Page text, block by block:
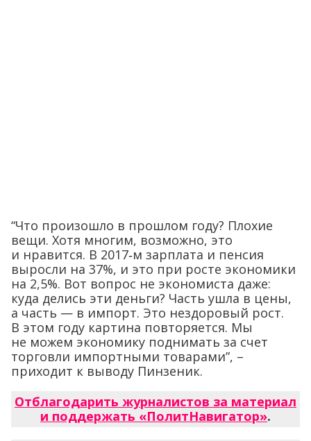
“Что произошло в прошлом году? Плохие
вещи. Хотя многим, возможно, это
и нравится. В 2017‑м зарплата и пенсия
выросли на 37%, и это при росте экономики
на 2,5%. Вот вопрос не экономиста даже:
куда делись эти деньги? Часть ушла в цены,
а часть — в импорт. Это нездоровый рост.
В этом году картина повторяется. Мы
не можем экономику поднимать за счет
торговли импортными товарами”, –
приходит к выводу Пинзеник.
Отблагодарить журналистов за материал
и поддержать «ПолитНавигатор».